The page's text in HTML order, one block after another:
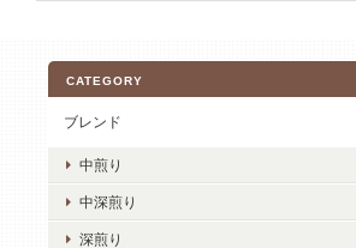
CATEGORY
ブレンド
中煎り
中深煎り
深煎り